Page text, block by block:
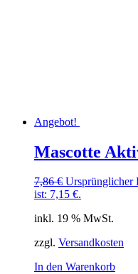
Angebot!
Mascotte
7,86€ Ursprünglicher
ist: 7,15 €.
inkl. 19 % MwSt.
zzgl. Versandkosten
In den Warenkorb